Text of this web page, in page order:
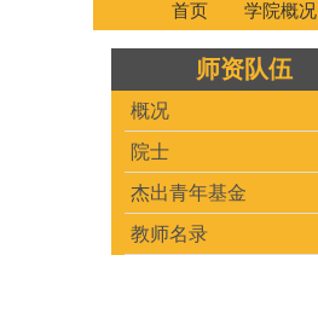
首页 学院概况
师资队伍
概况
院士
杰出青年基金
教师名录